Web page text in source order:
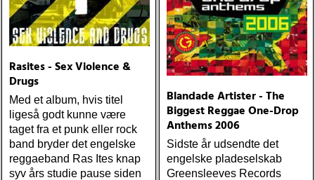
Rasites - Sex Violence &
Drugs
Med et album, hvis titel
ligeså godt kunne være
taget fra et punk eller rock
band bryder det engelske
reggaeband Ras Ites knap
syv års studie pause siden
Blandade Artister - The
Biggest Reggae One-Drop
Anthems 2006
Sidste år udsendte det
engelske pladeselskab
Greensleeves Records